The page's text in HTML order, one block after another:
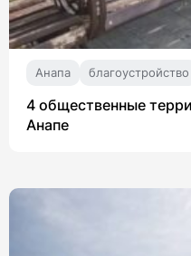
Анапа благоустройство
4 общественные
Анапе